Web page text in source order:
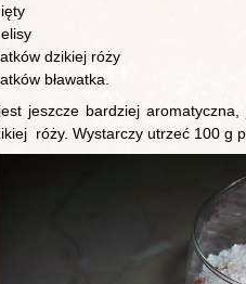
dzikiej róży
bławatka.
jeszcze bardziej
róży. Wystarczy utrzeć 100 g